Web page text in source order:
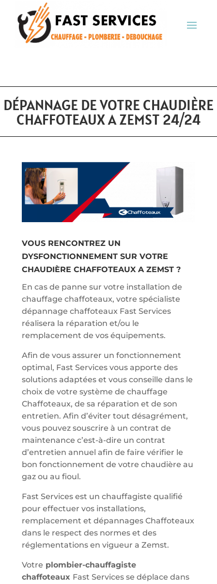
DÉPANNAGE DE VOTRE CHAUDIÈRE
CHAFFOTEAUX A ZEMST 24/24
VOUS RENCONTREZ UN
DYSFONCTIONNEMENT SUR VOTRE
CHAUDIÈRE CHAFFOTEAUX A ZEMST ?
En cas de panne sur votre installation de
chauffage chaffoteaux, votre spécialiste
dépannage chaffoteaux Fast Services
réalisera la réparation et/ou le
remplacement de vos équipements.
Afin de vous assurer un fonctionnement
optimal, Fast Services vous apporte des
solutions adaptées et vous conseille dans le
choix de votre système de chauffage
Chaffoteaux, de sa réparation et de son
entretien. Afin d’éviter tout désagrément,
vous pouvez souscrire à un contrat de
maintenance c’est-à-dire un contrat
d’entretien annuel afin de faire vérifier le
bon fonctionnement de votre chaudière au
gaz ou au fioul.
Fast Services est un chauffagiste qualifié
pour effectuer vos installations,
remplacement et dépannages Chaffoteaux
dans le respect des normes et des
réglementations en vigueur a Zemst.
Votre plombier-chauffagiste
chaffoteaux Fast Services se déplace dans